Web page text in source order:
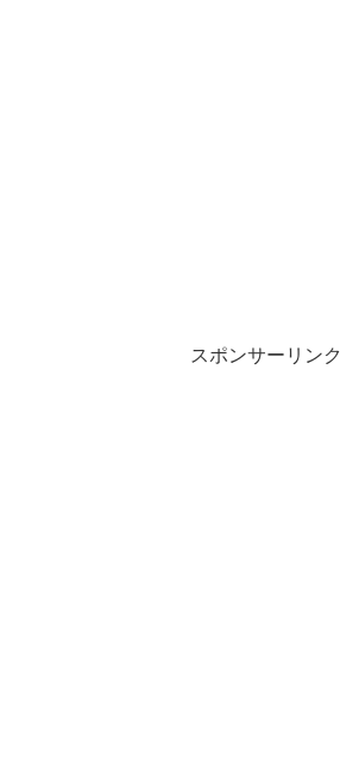
スポンサーリンク